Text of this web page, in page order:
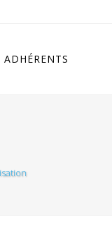
ADHÉRENTS